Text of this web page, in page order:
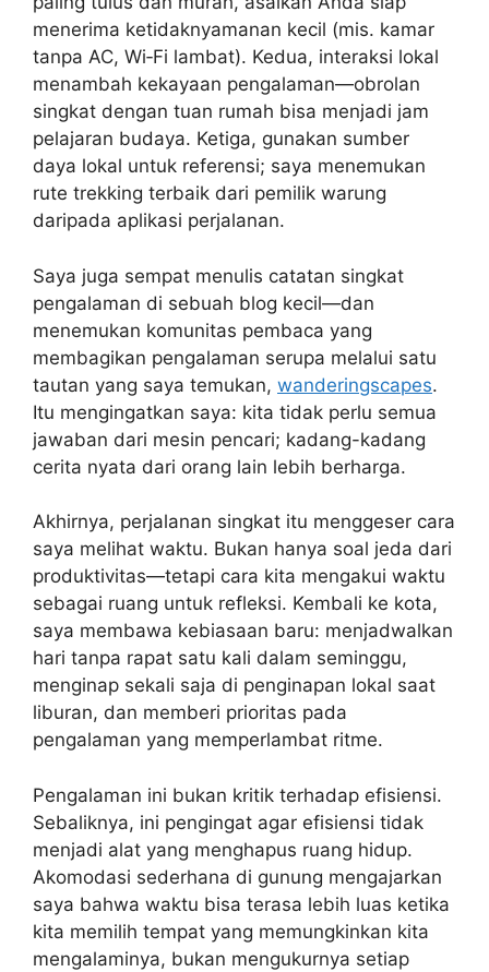
menerima ketidaknyamanan kecil (mis. kamar
tanpa AC, Wi‑Fi lambat). Kedua, interaksi lokal
menambah kekayaan pengalaman—obrolan
singkat dengan tuan rumah bisa menjadi jam
pelajaran budaya. Ketiga, gunakan sumber
daya lokal untuk referensi; saya menemukan
rute trekking terbaik dari pemilik warung
daripada aplikasi perjalanan.
Saya juga sempat menulis catatan singkat
pengalaman di sebuah blog kecil—dan
menemukan komunitas pembaca yang
membagikan pengalaman serupa melalui satu
tautan yang saya temukan, wanderingscapes.
Itu mengingatkan saya: kita tidak perlu semua
jawaban dari mesin pencari; kadang-kadang
cerita nyata dari orang lain lebih berharga.
Akhirnya, perjalanan singkat itu menggeser cara
saya melihat waktu. Bukan hanya soal jeda dari
produktivitas—tetapi cara kita mengakui waktu
sebagai ruang untuk refleksi. Kembali ke kota,
saya membawa kebiasaan baru: menjadwalkan
hari tanpa rapat satu kali dalam seminggu,
menginap sekali saja di penginapan lokal saat
liburan, dan memberi prioritas pada
pengalaman yang memperlambat ritme.
Pengalaman ini bukan kritik terhadap efisiensi.
Sebaliknya, ini pengingat agar efisiensi tidak
menjadi alat yang menghapus ruang hidup.
Akomodasi sederhana di gunung mengajarkan
saya bahwa waktu bisa terasa lebih luas ketika
kita memilih tempat yang memungkinkan kita
mengalaminya, bukan mengukurnya setiap